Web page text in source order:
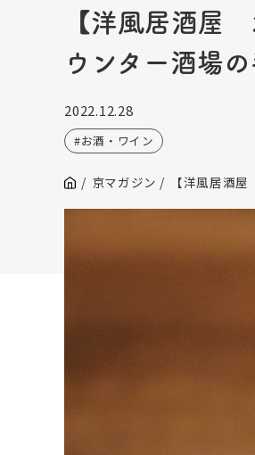
【洋風居酒屋
ウンター酒場
2022.12.28
お酒・ワイン
京マガジン 【洋風居酒